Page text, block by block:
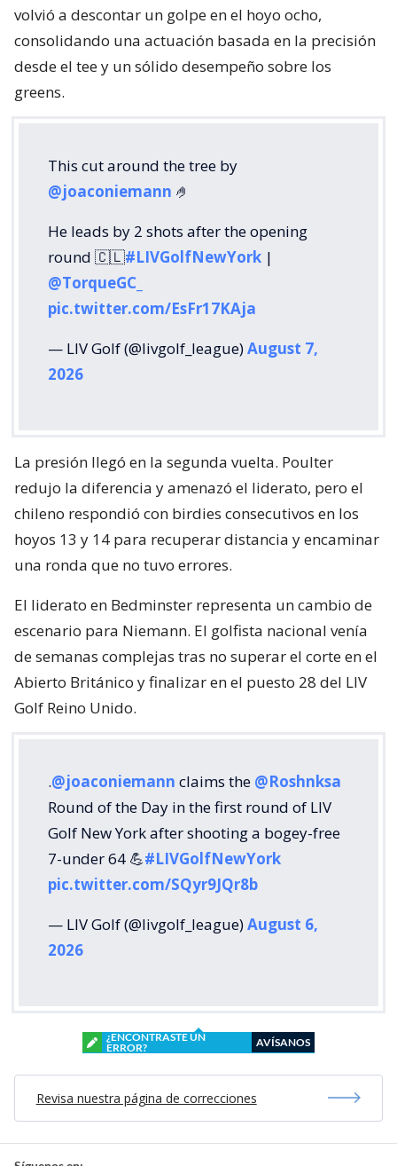
volvió a descontar un golpe en el hoyo ocho,
consolidando una actuación basada en la precisión
desde el tee y un sólido desempeño sobre los
greens.
This cut around the tree by
@joaconiemann 🤌
He leads by 2 shots after the opening
round 🇨🇱#LIVGolfNewYork |
@TorqueGC_
pic.twitter.com/EsFr17KAja
— LIV Golf (@livgolf_league)August 7,
2026
La presión llegó en la segunda vuelta. Poulter
redujo la diferencia y amenazó el liderato, pero el
chileno respondió con birdies consecutivos en los
hoyos 13 y 14 para recuperar distancia y encaminar
una ronda que no tuvo errores.
El liderato en Bedminster representa un cambio de
escenario para Niemann. El golfista nacional venía
de semanas complejas tras no superar el corte en el
Abierto Británico y finalizar en el puesto 28 del LIV
Golf Reino Unido.
.@joaconiemann claims the @Roshnksa
Round of the Day in the first round of LIV
Golf New York after shooting a bogey-free
7-under 64 💪#LIVGolfNewYork
pic.twitter.com/SQyr9JQr8b
— LIV Golf (@livgolf_league)August 6,
2026
¿ENCONTRASTE UN
ERROR?
AVÍSANOS
Revisa nuestra página de correcciones